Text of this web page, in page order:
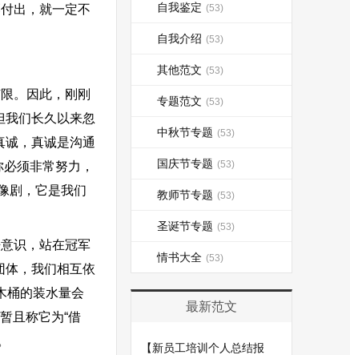
出，就一定不
。因此，刚刚
我们长久以来忽
，真诚是沟通
须非常努力，
剧，它是我们
识，站在冠军
体，我们相互依
桶的装水量会
且称它为“借
自我鉴定 (53)
自我介绍 (53)
其他范文 (53)
专题范文 (53)
中秋节专题 (53)
国庆节专题 (53)
教师节专题 (53)
圣诞节专题 (53)
情书大全 (53)
最新范文
【新员工培训个人总结报